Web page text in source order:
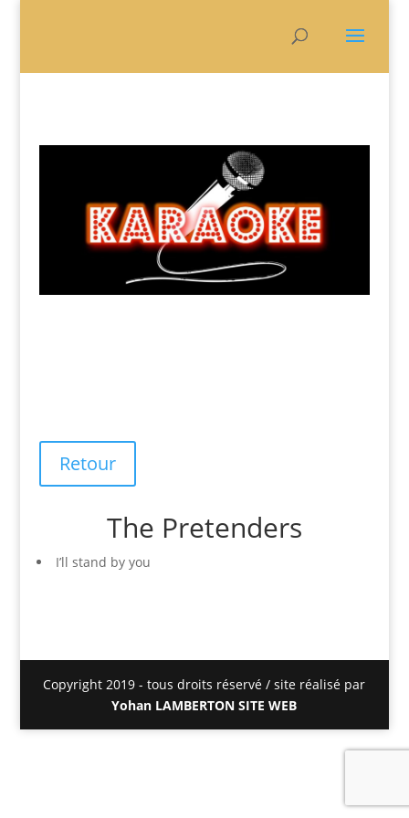
Retour
The Pretenders
I’ll stand by you
Copyright 2019 - tous droits réservé / site réalisé par
Yohan LAMBERTON SITE WEB